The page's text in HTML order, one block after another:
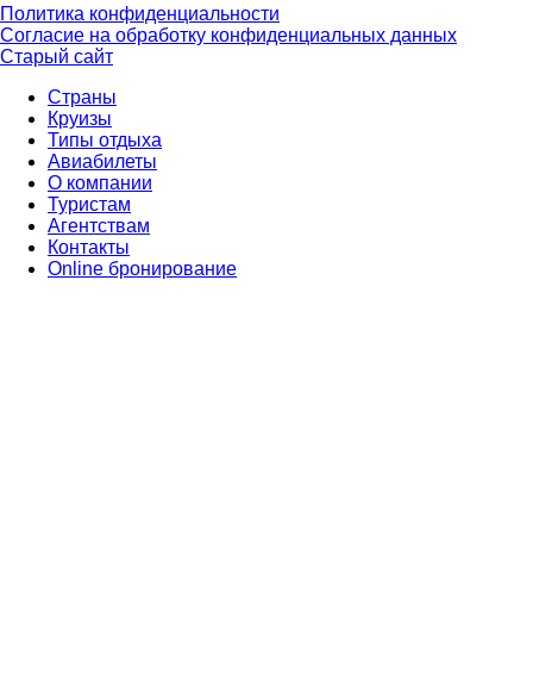
Политика конфиденциальности
Согласие на обработку конфиденциальных данных
Старый сайт
Страны
Круизы
Типы отдыха
Авиабилеты
О компании
Туристам
Агентствам
Контакты
Online бронирование